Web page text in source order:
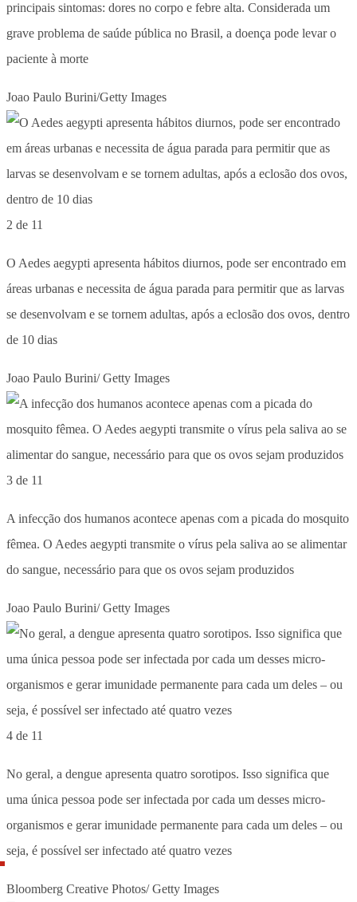
principais sintomas: dores no corpo e febre alta. Considerada um
grave problema de saúde pública no Brasil, a doença pode levar o
paciente à morte
Joao Paulo Burini/Getty Images
2 de 11
O Aedes aegypti apresenta hábitos diurnos, pode ser encontrado em
áreas urbanas e necessita de água parada para permitir que as larvas
se desenvolvam e se tornem adultas, após a eclosão dos ovos, dentro
de 10 dias
Joao Paulo Burini/ Getty Images
3 de 11
A infecção dos humanos acontece apenas com a picada do mosquito
fêmea. O Aedes aegypti transmite o vírus pela saliva ao se alimentar
do sangue, necessário para que os ovos sejam produzidos
Joao Paulo Burini/ Getty Images
4 de 11
No geral, a dengue apresenta quatro sorotipos. Isso significa que
uma única pessoa pode ser infectada por cada um desses micro-
organismos e gerar imunidade permanente para cada um deles – ou
seja, é possível ser infectado até quatro vezes
Bloomberg Creative Photos/ Getty Images